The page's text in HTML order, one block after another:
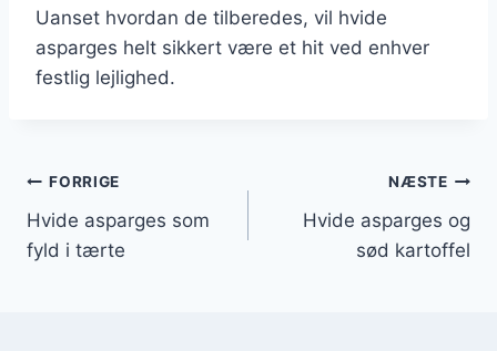
Uanset hvordan de tilberedes, vil hvide
asparges helt sikkert være et hit ved enhver
festlig lejlighed.
Indlægsnavigation
FORRIGE
Hvide asparges som
fyld i tærte
NÆSTE
Hvide asparges og
sød kartoffel